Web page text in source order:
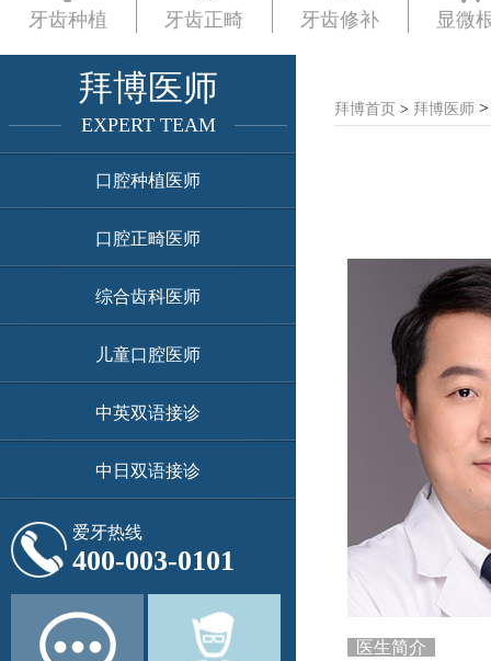
牙齿种植 牙齿正畸 牙齿修补 显微
拜博医师
EXPERT TEAM
口腔种植医师
口腔正畸医师
综合齿科医师
儿童口腔医师
中英双语接诊
中日双语接诊
爱牙热线
400-003-0101
拜博首页 > 拜博医师
医生简介